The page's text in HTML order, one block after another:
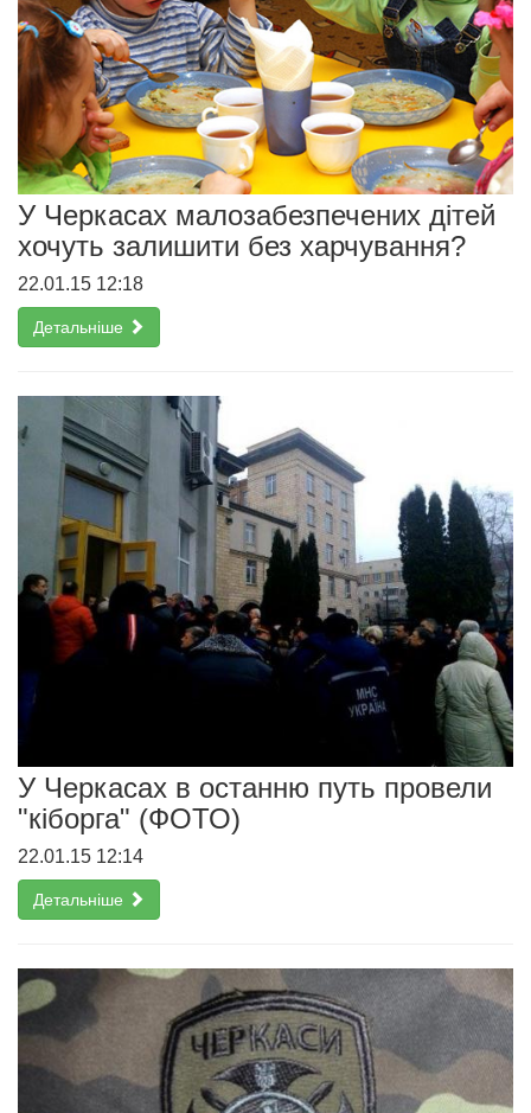
У Черкасах малозабезпечених дітей
хочуть залишити без харчування?
22.01.15 12:18
Детальніше
У Черкасах в останню путь провели
"кіборга" (ФОТО)
22.01.15 12:14
Детальніше